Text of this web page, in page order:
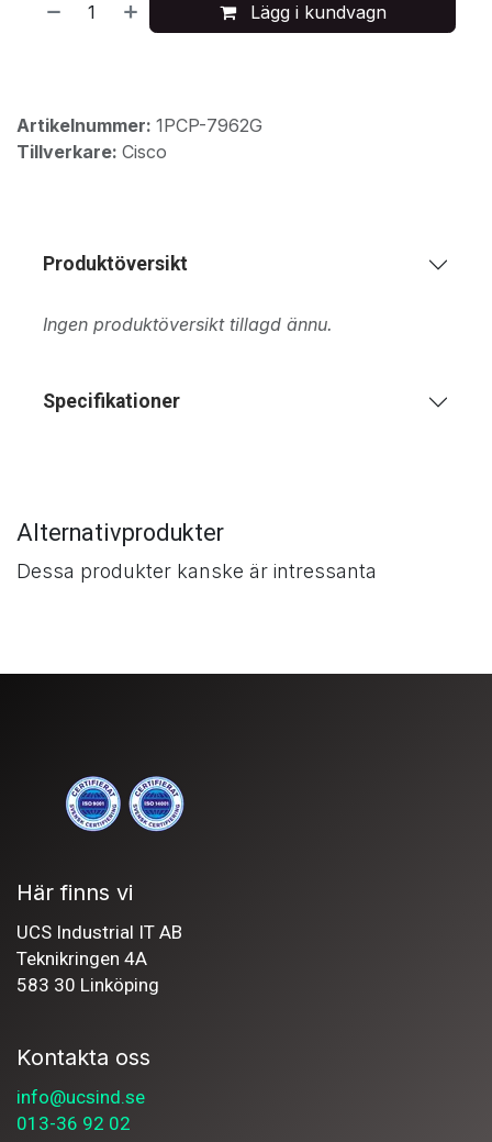
Lägg i kundvagn
Artikelnummer: 1PCP-7962G
Tillverkare: Cisco
Produktöversikt
Ingen produktöversikt tillagd ännu.
Specifikationer
Alternativprodukter
Dessa produkter kanske är intressanta
Här finns vi
UCS Industrial IT AB
Teknikringen 4A
583 30 Linköping
Kontakta oss
info@ucsind.se
013-36 92 02